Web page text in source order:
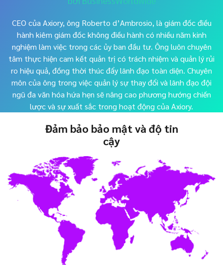
CEO của Axiory, ông Roberto d’Ambrosio, là giám đốc điều
hành kiêm giám đốc không điều hành có nhiều năm kinh
nghiệm làm việc trong các ủy ban đầu tư. Ông luôn chuyên
tâm thực hiện cam kết quản trị có trách nhiệm và quản lý rủi
ro hiệu quả, đồng thời thúc đẩy lãnh đạo toàn diện. Chuyên
môn của ông trong việc quản lý sự thay đổi và lãnh đạo đội
ngũ đa văn hóa hứa hẹn sẽ nâng cao phương hướng chiến
lược và sự xuất sắc trong hoạt động của Axiory.
Đảm bảo bảo mật và độ tin
cậy